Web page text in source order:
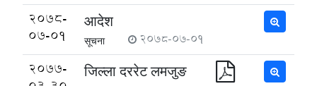
2078-
07-01
आदेश
सूचना 2078-07-01
2077-
जिल्ला दररेट लमजुङ